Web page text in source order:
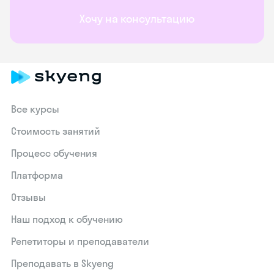
Хочу на консультацию
Все курсы
Стоимость занятий
Процесс обучения
Платформа
Отзывы
Наш подход к обучению
Репетиторы и преподаватели
Преподавать в Skyeng